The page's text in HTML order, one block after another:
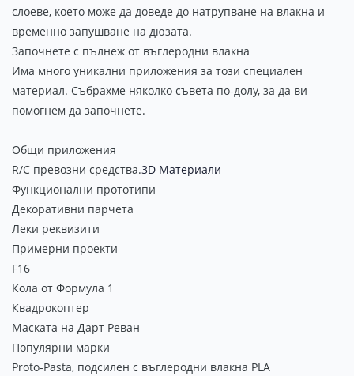
слоеве, което може да доведе до натрупване на влакна и
временно запушване на дюзата.
Започнете с пълнеж от въглеродни влакна
Има много уникални приложения за този специален
материал. Събрахме няколко съвета по-долу, за да ви
помогнем да започнете.
Общи приложения
R/C превозни средства.3D Материали
Функционални прототипи
Декоративни парчета
Леки реквизити
Примерни проекти
F16
Кола от Формула 1
Квадрокоптер
Маската на Дарт Реван
Популярни марки
Proto-Pasta, подсилен с въглеродни влакна PLA